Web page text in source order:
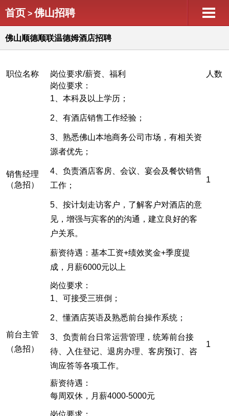
首页 > 佛山招聘
佛山顺德顺联温德姆酒店招聘
职位名称 岗位要求/薪资、福利 人数
销售经理
（急招）
岗位要求：
1、本科及以上学历；
2、有酒店销售工作经验；
3、熟悉佛山本地商务公司市场，有相关资
源者优先；
4、负责酒店客房、会议、宴会及餐饮销售
工作；
5、按计划走访客户，了解客户对酒店的意
见，增强与宾客的的沟通，建立良好的客
户关系。
薪资待遇：基本工资+绩效奖金+季度提
成，月薪6000元以上
1
前台主管
（急招）
岗位要求：
1、可接受三班倒；
2、懂酒店英语及熟悉前台操作系统；
3、负责前台日常运营管理，统筹前台接
待、入住登记、退房办理、客房预订、咨
询应答等各项工作。
薪资待遇：
每周双休，月薪4000-5000元
1
岗位要求：